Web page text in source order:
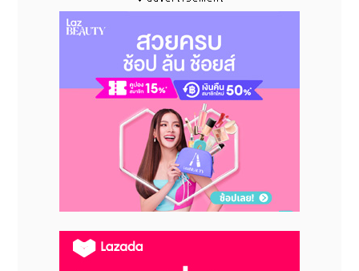
Call :+662-252-2121
Line Official Account: @Nida_esth
Instagram :Nidaesthcenter
Facebook :Nida Nida Esth’
Youtube :Nida Esth' Skin Laser &
Cosmetic Surgery Bangkok
nidaskincosmetic.com